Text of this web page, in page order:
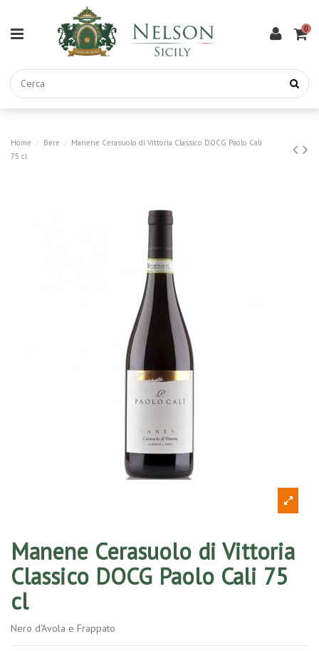
0
Home Bere
Manene Cerasuolo di Vittoria Classico DOCG Paolo Cali
75 cl
Manene Cerasuolo di Vittoria
Classico DOCG Paolo Cali 75
cl
Nero d'Avola e Frappato